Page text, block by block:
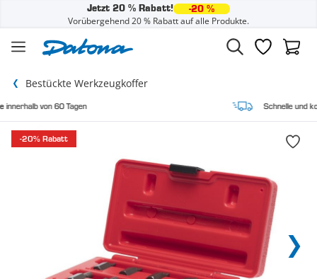
Jetzt 20 % Rabatt! -20 %
Vorübergehend 20 % Rabatt auf alle Produkte.
Bestückte Werkzeugkoffer
Schnelle und kostenlose Lieferung
-20% Rabatt